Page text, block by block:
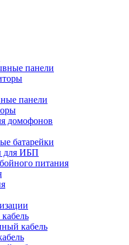
панели
панели
домофонов
батарейки
для ИБП
питания
кабель